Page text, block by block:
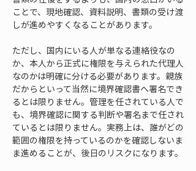
ことで、現地確認、資料説明、書類の受け渡
しが進めやすくなることがあります。
ただし、国内にいる人が単なる連絡役なの
か、本人から正式に権限を与えられた代理人
なのかは明確に分ける必要があります。親族
だからといって当然に境界確認書へ署名でき
るとは限りません。管理を任されている人で
も、境界確認に関する判断や署名まで任され
ているとは限りません。実務上は、誰がどの
範囲の権限を持っているのかを確認しないま
ま進めることが、後日のリスクになります。